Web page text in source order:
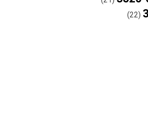
(22)